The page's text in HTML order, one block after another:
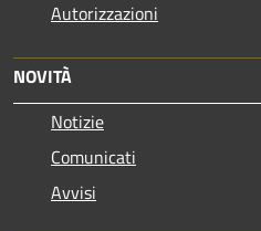
Autorizzazioni
NOVITÀ
Notizie
Comunicati
Avvisi